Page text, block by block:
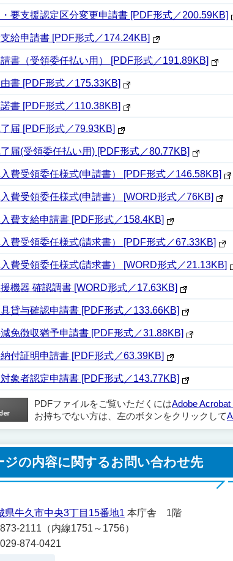
要支援認定区分変更申請書 [PDF形式／200.59KB]
給申請書 [PDF形式／174.24KB]
書（受領委任払い用） [PDF形式／191.89KB]
書 [PDF形式／175.33KB]
書 [PDF形式／110.38KB]
届 [PDF形式／79.93KB]
届(受領委任払い用) [PDF形式／80.77KB]
費受領委任様式(申請書） [PDF形式／146.58KB]
費受領委任様式(申請書） [WORD形式／76KB]
費支給申請書 [PDF形式／158.4KB]
費受領委任様式(請求書） [PDF形式／67.33KB]
費受領委任様式(請求書） [WORD形式／21.13KB]
機器 確認調書 [WORD形式／17.63KB]
貸与確認申請書 [PDF形式／133.66KB]
免徴収猶予申請書 [PDF形式／31.88KB]
付証明申請書 [PDF形式／63.39KB]
象者認定申請書 [PDF形式／143.77KB]
PDFファイルをご覧いただくにはAdobe Acrobat
お持ちでない方は、左のボタンをクリックして
ジの内容に関するお問い合わせ先
県牛久市中央3丁目15番地1 本庁舎 1階
2111（内線1751～1756）
874-0421